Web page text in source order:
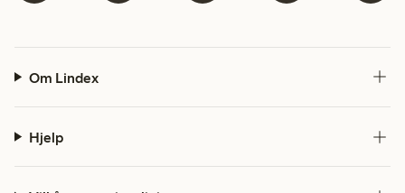
Om Lindex
Hjelp